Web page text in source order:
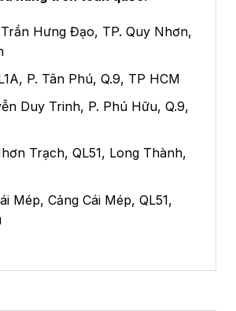
Hưng Đạo, TP. Quy Nhơn,
P. Tân Phú, Q.9, TP HCM
Duy Trinh, P. Phú Hữu, Q.9,
Trạch, QL51, Long Thành,
Mép, Cảng Cái Mép, QL51,